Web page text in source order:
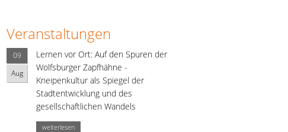
Veranstaltungen
09
Aug
Lernen vor Ort: Auf den Spuren der
Wolfsburger Zapfhähne -
Kneipenkultur als Spiegel der
Stadtentwicklung und des
gesellschaftlichen Wandels
weiterlesen